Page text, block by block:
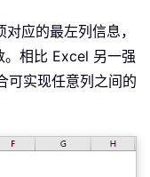
应的最左列信息，
。相比 Excel 另一强
可实现任意列之间的